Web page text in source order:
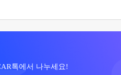
톡에서 나누세요!